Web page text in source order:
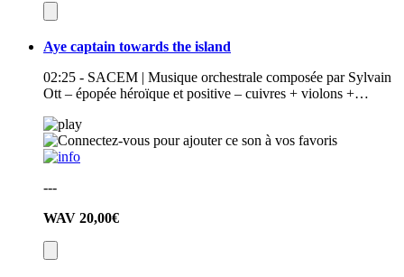
Aye captain towards the island
02:25 - SACEM | Musique orchestrale composée par Sylvain
Ott – épopée héroïque et positive – cuivres + violons +…
---
WAV 20,00€